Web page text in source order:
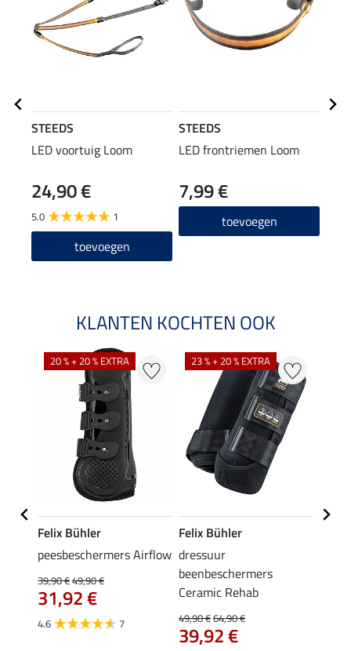
STEEDS
LED voortuig Loom
24,90 €
5.0 1
toevoegen
STEEDS
LED frontriemen Loom
7,99 €
toevoegen
KLANTEN KOCHTEN OOK
20 % + 20 % EXTRA
Felix Bühler
peesbeschermers Airflow
39,90 €49,90 €
31,92 €
4.6 7
23 % + 20 % EXTRA
Felix Bühler
dressuur
beenbeschermers
Ceramic Rehab
49,90 €64,90 €
39,92 €